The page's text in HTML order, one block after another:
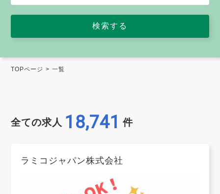
TOPページ 一覧
全ての求人 18,741 件
ラミコジャパン株式会社